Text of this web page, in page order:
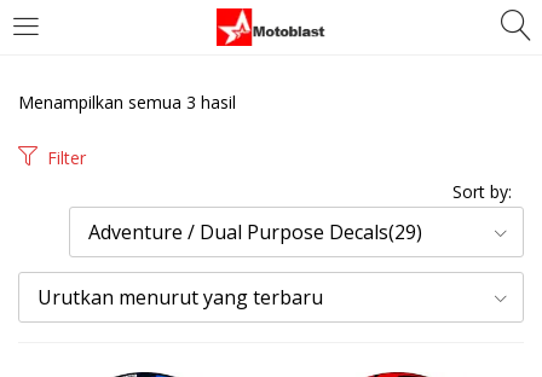
Enter your username and password to login.
Remember me
Menampilkan semua 3 hasil
Filter
Sort by:
Adventure / Dual Purpose Decals(29)
Urutkan menurut yang terbaru